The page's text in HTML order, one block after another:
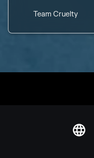
Team Cruelty